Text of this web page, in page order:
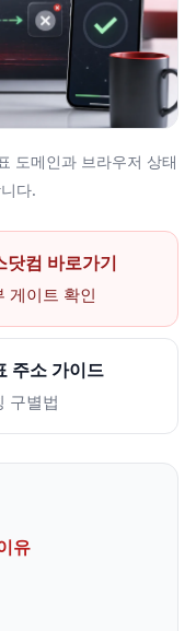
도메인과 브라우저 상태
다.
닷컴 바로가기
게이트 확인
주소 가이드
구별법
유